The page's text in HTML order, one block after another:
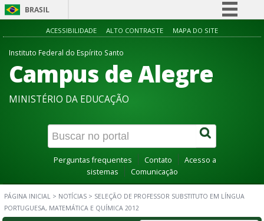
BRASIL
Simplifique!
Acesso à informação
Canais
ACESSIBILIDADE ALTO CONTRASTE MAPA DO SITE
Instituto Federal do Espírito Santo
Campus de Alegre
MINISTÉRIO DA EDUCAÇÃO
Perguntas frequentes Contato
Acesso a
sistemas
Comunicação
PÁGINA INICIAL > NOTÍCIAS > SELEÇÃO DE PROFESSOR SUBSTITUTO EM LÍNGUA
PORTUGUESA, MATEMÁTICA E QUÍMICA 2012